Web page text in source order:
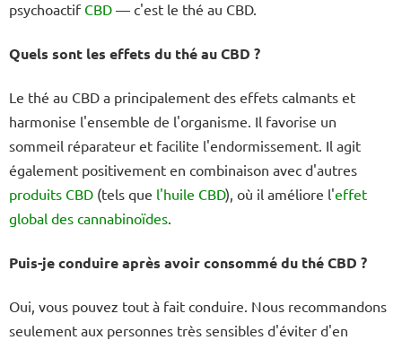
psychoactif CBD — c'est le thé au CBD.
Quels sont les effets du thé au CBD ?
Le thé au CBD a principalement des effets calmants et
harmonise l'ensemble de l'organisme. Il favorise un
sommeil réparateur et facilite l'endormissement. Il agit
également positivement en combinaison avec d'autres
produits CBD (tels que l'huile CBD), où il améliore l'effet
global des cannabinoïdes.
Puis-je conduire après avoir consommé du thé CBD ?
Oui, vous pouvez tout à fait conduire. Nous recommandons
seulement aux personnes très sensibles d'éviter d'en